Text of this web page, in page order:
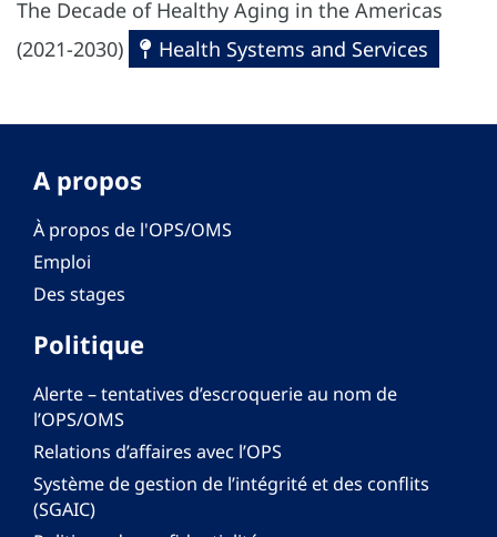
The Decade of Healthy Aging in the Americas
(2021-2030)
Health Systems and Services
A propos
À propos de l'OPS/OMS
Emploi
Des stages
Politique
Alerte – tentatives d’escroquerie au nom de
l’OPS/OMS
Relations d’affaires avec l’OPS
Système de gestion de l’intégrité et des conflits
(SGAIC)